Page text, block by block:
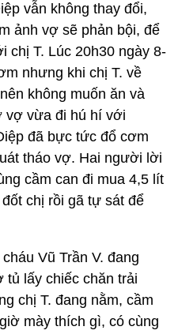
vẫn không thay đổi,
ảnh vợ sẽ phản bội, để
chị T. Lúc 20h30 ngày 8-
nhưng khi chị T. về
không muốn ăn và
vợ vừa đi hú hí với
đã bực tức đổ cơm
tháo vợ. Hai người lời
cầm can đi mua 4,5 lít
chị rồi gã tự sát để
Vũ Trần V. đang
lấy chiếc chăn trải
chị T. đang nằm, cầm
mày thích gì, có cùng